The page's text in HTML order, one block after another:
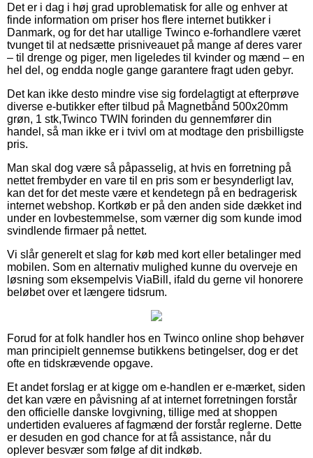
Det er i dag i høj grad uproblematisk for alle og enhver at
finde information om priser hos flere internet butikker i
Danmark, og for det har utallige Twinco e-forhandlere været
tvunget til at nedsætte prisniveauet på mange af deres varer
– til drenge og piger, men ligeledes til kvinder og mænd – en
hel del, og endda nogle gange garantere fragt uden gebyr.
Det kan ikke desto mindre vise sig fordelagtigt at efterprøve
diverse e-butikker efter tilbud på Magnetbånd 500x20mm
grøn, 1 stk,Twinco TWIN forinden du gennemfører din
handel, så man ikke er i tvivl om at modtage den prisbilligste
pris.
Man skal dog være så påpasselig, at hvis en forretning på
nettet frembyder en vare til en pris som er besynderligt lav,
kan det for det meste være et kendetegn på en bedragerisk
internet webshop. Kortkøb er på den anden side dækket ind
under en lovbestemmelse, som værner dig som kunde imod
svindlende firmaer på nettet.
Vi slår generelt et slag for køb med kort eller betalinger med
mobilen. Som en alternativ mulighed kunne du overveje en
løsning som eksempelvis ViaBill, ifald du gerne vil honorere
beløbet over et længere tidsrum.
Forud for at folk handler hos en Twinco online shop behøver
man principielt gennemse butikkens betingelser, dog er det
ofte en tidskrævende opgave.
Et andet forslag er at kigge om e-handlen er e-mærket, siden
det kan være en påvisning af at internet forretningen forstår
den officielle danske lovgivning, tillige med at shoppen
undertiden evalueres af fagmænd der forstår reglerne. Dette
er desuden en god chance for at få assistance, når du
oplever besvær som følge af dit indkøb.